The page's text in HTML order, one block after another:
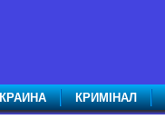
КРИМІНАЛ